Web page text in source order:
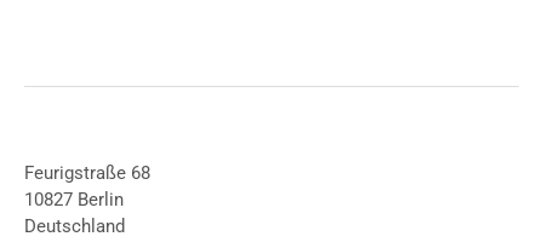
Feurigstraße 68
10827 Berlin
Deutschland